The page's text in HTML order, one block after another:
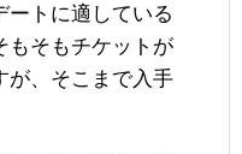
ートに適している
もそもチケットが
が、そこまで入手